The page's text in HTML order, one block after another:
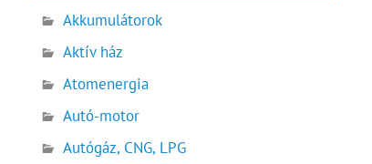
Akkumulátorok
Aktív ház
Atomenergia
Autó-motor
Autógáz, CNG, LPG